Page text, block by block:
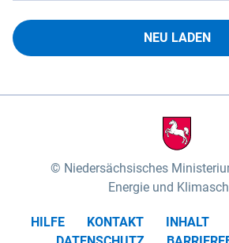
NEU LADEN
Niedersächsisches
Energie und
HILFE KONTAKT INHALT